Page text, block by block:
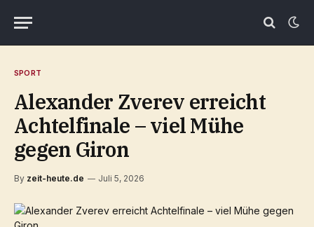
SPORT
Alexander Zverev erreicht
Achtelfinale – viel Mühe
gegen Giron
By zeit-heute.de Juli 5, 2026